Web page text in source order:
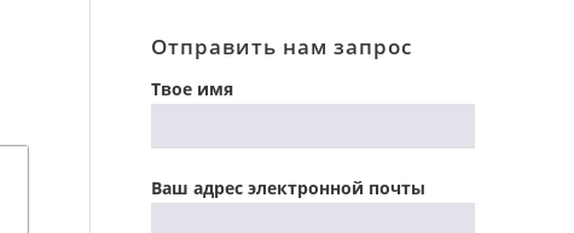
Отправить нам запрос
Твое имя
Ваш адрес электронной почты